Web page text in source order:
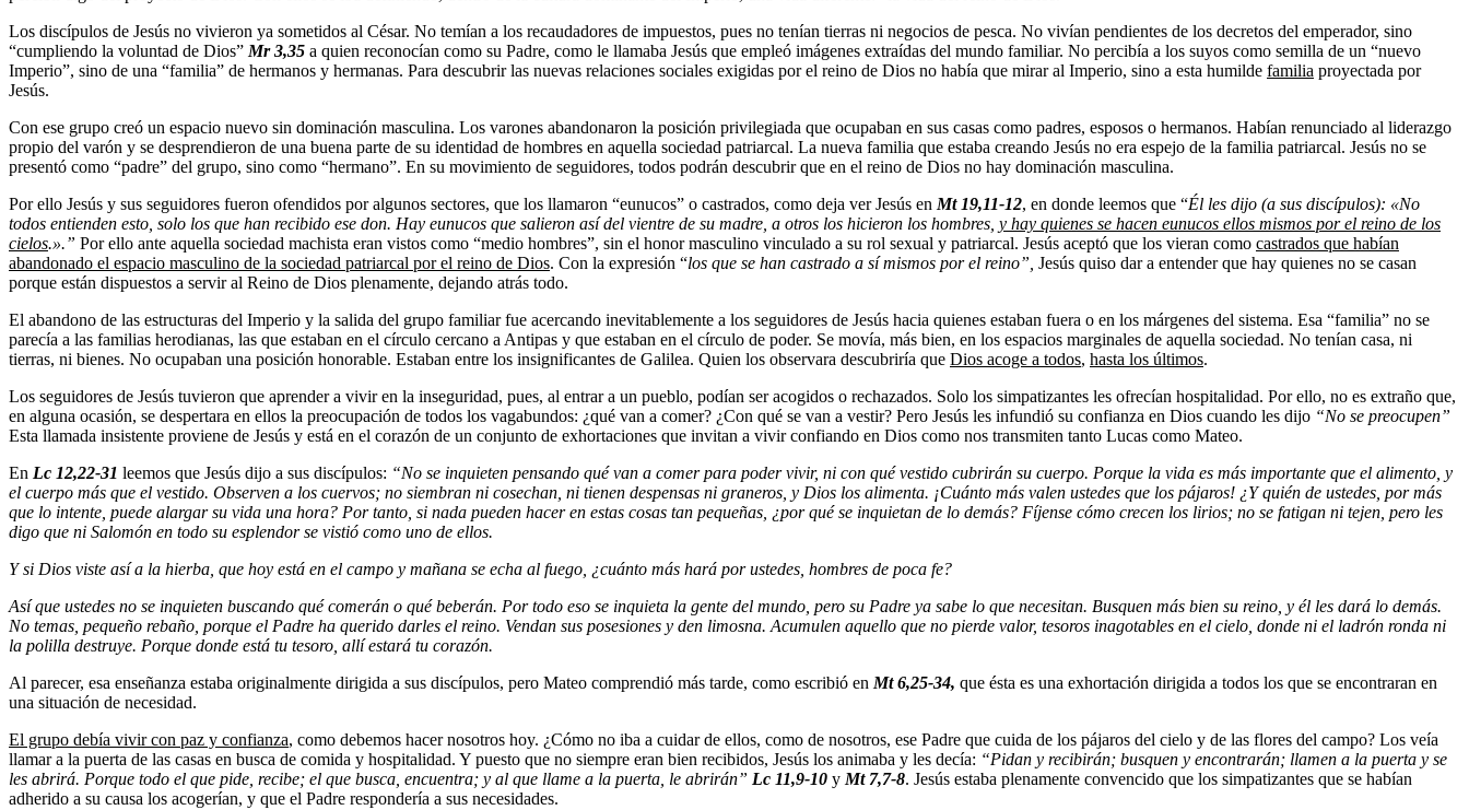
Los discípulos de Jesús no vivieron ya sometidos al César. No temían a los recaudadores de impuestos, pues no tenían tierras ni negocios de pesca. No vivían pendientes de los decretos del emperador, sino
“cumpliendo la voluntad de Dios” Mr 3,35 a quien reconocían como su Padre, como le llamaba Jesús que empleó imágenes extraídas del mundo familiar. No percibía a los suyos como semilla de un “nuevo
Imperio”, sino de una “familia” de hermanos y hermanas. Para descubrir las nuevas relaciones sociales exigidas por el reino de Dios no había que mirar al Imperio, sino a esta humilde familia proyectada por
Jesús.
Con ese grupo creó un espacio nuevo sin dominación masculina. Los varones abandonaron la posición privilegiada que ocupaban en sus casas como padres, esposos o hermanos. Habían renunciado al liderazgo
propio del varón y se desprendieron de una buena parte de su identidad de hombres en aquella sociedad patriarcal. La nueva familia que estaba creando Jesús no era espejo de la familia patriarcal. Jesús no se
presentó como “padre” del grupo, sino como “hermano”. En su movimiento de seguidores, todos podrán descubrir que en el reino de Dios no hay dominación masculina.
Por ello Jesús y sus seguidores fueron ofendidos por algunos sectores, que los llamaron “eunucos” o castrados, como deja ver Jesús en Mt 19,11-12, en donde leemos que “Él les dijo (a sus discípulos): «No
todos entienden esto, solo los que han recibido ese don. Hay eunucos que salieron así del vientre de su madre, a otros los hicieron los hombres, y hay quienes se hacen eunucos ellos mismos por el reino de los
cielos.».” Por ello ante aquella sociedad machista eran vistos como “medio hombres”, sin el honor masculino vinculado a su rol sexual y patriarcal. Jesús aceptó que los vieran como castrados que habían
abandonado el espacio masculino de la sociedad patriarcal por el reino de Dios. Con la expresión “los que se han castrado a sí mismos por el reino” Jesús quiso dar a entender que hay quienes no se casan
porque están dispuestos a servir al Reino de Dios plenamente, dejando atrás todo.
El abandono de las estructuras del Imperio y la salida del grupo familiar fue acercando inevitablemente a los seguidores de Jesús hacia quienes estaban fuera o en los márgenes del sistema. Esa “familia” no se
parecía a las familias herodianas, las que estaban en el círculo cercano a Antipas y que estaban en el círculo de poder. Se movía, más bien, en los espacios marginales de aquella sociedad. No tenían casa, ni
tierras, ni bienes. No ocupaban una posición honorable. Estaban entre los insignificantes de Galilea. Quien los observara descubriría que Dios acoge a todos, hasta los últimos.
Los seguidores de Jesús tuvieron que aprender a vivir en la inseguridad, pues, al entrar a un pueblo, podían ser acogidos o rechazados. Solo los simpatizantes les ofrecían hospitalidad. Por ello, no es extraño que,
en alguna ocasión, se despertara en ellos la preocupación de todos los vagabundos: ¿qué van a comer? ¿Con qué se van a vestir? Pero Jesús les infundió su confianza en Dios cuando les dijo “No se preocupen”
Esta llamada insistente proviene de Jesús y está en el corazón de un conjunto de exhortaciones que invitan a vivir confiando en Dios como nos transmiten tanto Lucas como Mateo.
En Lc 12,22-31 leemos que Jesús dijo a sus discípulos: “No se inquieten pensando qué van a comer para poder vivir, ni con qué vestido cubrirán su cuerpo. Porque la vida es más importante que el alimento, y
el cuerpo más que el vestido. Observen a los cuervos; no siembran ni cosechan, ni tienen despensas ni graneros, y Dios los alimenta. ¡Cuánto más valen ustedes que los pájaros! ¿Y quién de ustedes, por más
que lo intente, puede alargar su vida una hora? Por tanto, si nada pueden hacer en estas cosas tan pequeñas, ¿por qué se inquietan de lo demás? Fíjense cómo crecen los lirios; no se fatigan ni tejen, pero les
digo que ni Salomón en todo su esplendor se vistió como uno de ellos.
Y si Dios viste así a la hierba, que hoy está en el campo y mañana se echa al fuego, ¿cuánto más hará por ustedes, hombres de poca fe?
Así que ustedes no se inquieten buscando qué comerán o qué beberán. Por todo eso se inquieta la gente del mundo, pero su Padre ya sabe lo que necesitan. Busquen más bien su reino, y él les dará lo demás.
No temas, pequeño rebaño, porque el Padre ha querido darles el reino. Vendan sus posesiones y den limosna. Acumulen aquello que no pierde valor, tesoros inagotables en el cielo, donde ni el ladrón ronda ni
la polilla destruye. Porque donde está tu tesoro, allí estará tu corazón.
Al parecer, esa enseñanza estaba originalmente dirigida a sus discípulos, pero Mateo comprendió más tarde, como escribió en Mt 6,25-34, que ésta es una exhortación dirigida a todos los que se encontraran en
una situación de necesidad.
El grupo debía vivir con paz y confianza, como debemos hacer nosotros hoy. ¿Cómo no iba a cuidar de ellos, como de nosotros, ese Padre que cuida de los pájaros del cielo y de las flores del campo? Los veía
llamar a la puerta de las casas en busca de comida y hospitalidad. Y puesto que no siempre eran bien recibidos, Jesús los animaba y les decía: “Pidan y recibirán; busquen y encontrarán; llamen a la puerta y se
les abrirá. Porque todo el que pide, recibe; el que busca, encuentra; y al que llame a la puerta, le abrirán” Lc 11,9-10 y Mt 7,7-8. Jesús estaba plenamente convencido que los simpatizantes que se habían
adherido a su causa los acogerían, y que el Padre respondería a sus necesidades.